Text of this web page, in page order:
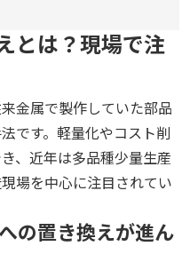
は？現場で注
属で製作していた部品
です。軽量化やコスト削
、近年は多品種少量生産
場を中心に注目されてい
の置き換えが進ん